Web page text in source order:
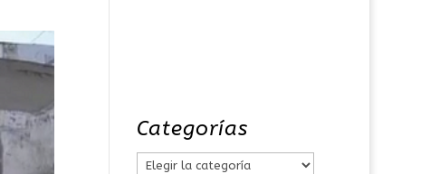
Categorías
C